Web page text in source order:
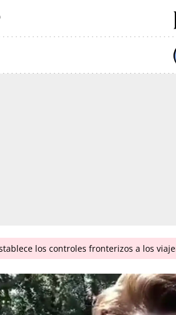
los controles fronterizos a los